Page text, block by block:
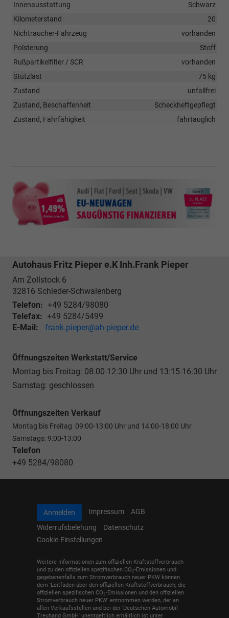
Innenausstattung
Schwarz
Kilometerstand
20
Nichtraucher-Fahrzeug
vorhanden
Polsterung
Stoff
Rußpartikelfilter / SCR
vorhanden
Stützlast
75 kg
Zustand
unfallfrei
Zustand, Beschaffenheit
Scheckheftgepflegt
Zustand, Fahrfähigkeit
fahrtauglich
Autohaus Fritz Pieper e.K Inh.Frank Pieper
Am Zollstock 6
32816 Schieder-Schwalenberg
Telefon: +49 5284/98080
Telefax: +49 5284/5499
E-Mail:
frank.pieper@ah-pieper.de
Öffnungszeiten Werkstatt/Service
Montag bis Freitag: 08.00-12:30 Uhr und 13:15-16:30 Uhr
Samstag: geschlossen
Öffnungszeiten Verkauf
Montag bis Freitag 09:00-13:00 Uhr und 14:00-18:00 Uhr
Samstags: 9:00-13:00
Telefon
+49 5284/98080
Anmelden Impressum
AGB
Widerrufsbelehung
Datenschutz
Cookie-Einstellungen
Weitere Informationen zum offiziellen Kraftstoffverbrauch
und zu den offiziellen spezifischen CO2-Emissionen und
gegebenenfalls zum Stromverbrauch neuer PKW können
dem 'Leitfaden über den offiziellen Kraftstoffverbrauch, die
offiziellen spezifischen CO2-Emissionen und den offiziellen
Stromverbrauch neuer PKW' entnommen werden, der an
allen Verkaufsstellen und bei der 'Deutschen Automobil
Treuhand GmbH' unentgeltlich erhältlich ist unter